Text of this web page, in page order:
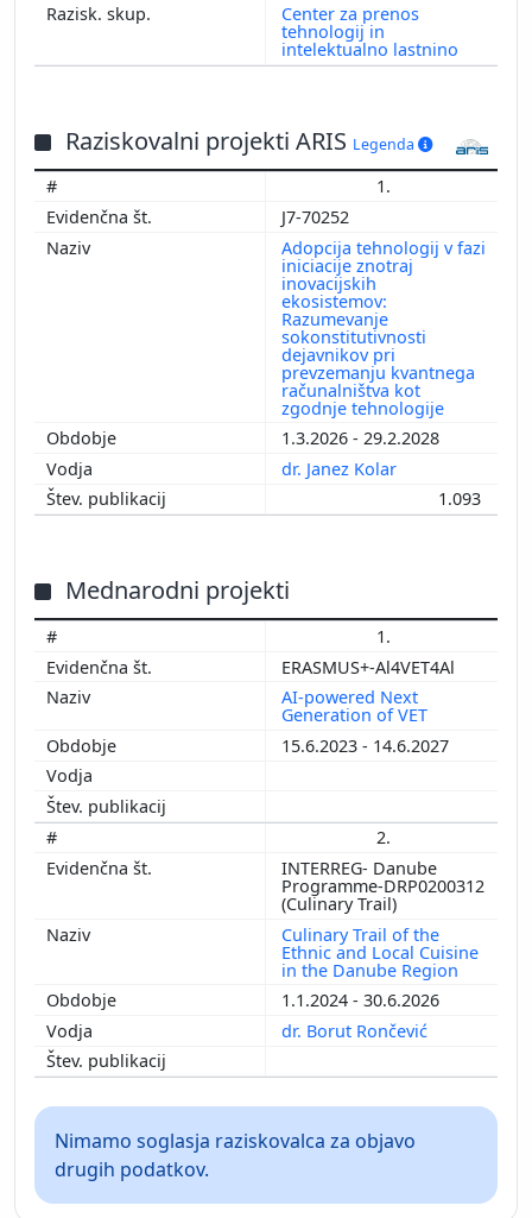
Center za prenos
tehnologij in
intelektualno lastnino
Raziskovalni projekti ARIS Legenda
1.
J7-70252
Adopcija tehnologij v fazi
iniciacije znotraj
inovacijskih
ekosistemov:
Razumevanje
sokonstitutivnosti
dejavnikov pri
prevzemanju kvantnega
računalništva kot
zgodnje tehnologije
1.3.2026 - 29.2.2028
dr. Janez Kolar
1.093
Mednarodni projekti
1.
ERASMUS+-Al4VET4Al
AI-powered Next
Generation of VET
15.6.2023 - 14.6.2027
2.
INTERREG- Danube
Programme-DRP0200312
(Culinary Trail)
Culinary Trail of the
Ethnic and Local Cuisine
in the Danube Region
1.1.2024 - 30.6.2026
dr. Borut Rončević
Nimamo soglasja raziskovalca za objavo
drugih podatkov.